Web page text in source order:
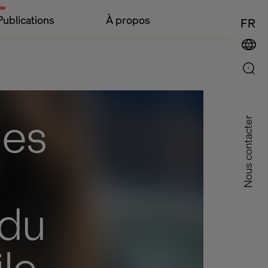
À propos FR
Nous contacter